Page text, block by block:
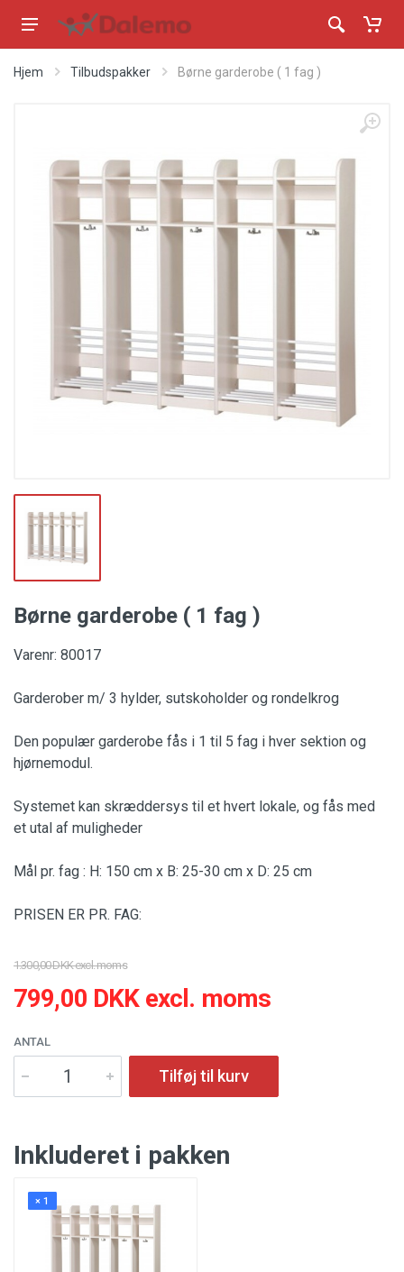
Hjem Tilbudspakker Børne garderobe ( 1 fag )
Børne garderobe ( 1 fag )
Varenr: 80017
Garderober m/ 3 hylder, sutskoholder og rondelkrog
Den populær garderobe fås i 1 til 5 fag i hver sektion og
hjørnemodul.
Systemet kan skræddersys til et hvert lokale, og fås med
et utal af muligheder
Mål pr. fag : H: 150 cm x B: 25-30 cm x D: 25 cm
PRISEN ER PR. FAG:
1.300,00 DKK excl. moms
799,00 DKK excl. moms
ANTAL
Tilføj til kurv
Inkluderet i pakken
× 1